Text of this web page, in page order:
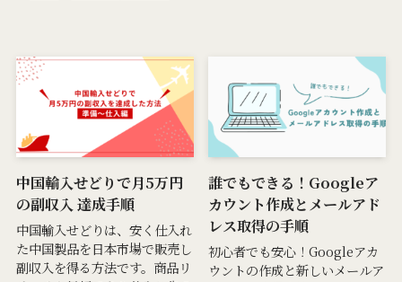
中国輸入せどりで月5万円
の副収入 達成手順
中国輸入せどりは、安く仕入れ
た中国製品を日本市場で販売し
副収入を得る方法です。商品リ
誰でもできる！Googleア
カウント作成とメールアド
レス取得の手順
初心者でも安心！Googleアカ
ウントの作成と新しいメールア